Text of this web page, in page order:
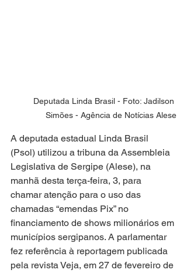
Deputada Linda Brasil - Foto: Jadilson
Simões - Agência de Notícias Alese
A deputada estadual Linda Brasil
(Psol) utilizou a tribuna da Assembleia
Legislativa de Sergipe (Alese), na
manhã desta terça-feira, 3, para
chamar atenção para o uso das
chamadas “emendas Pix” no
financiamento de shows milionários em
municípios sergipanos. A parlamentar
fez referência à reportagem publicada
pela revista Veja, em 27 de fevereiro de